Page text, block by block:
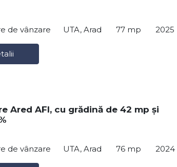
de vânzare UTA, Arad 77 mp 2025
Ared AFI, cu grădină de 42 mp și
de vânzare UTA, Arad 76 mp 2024